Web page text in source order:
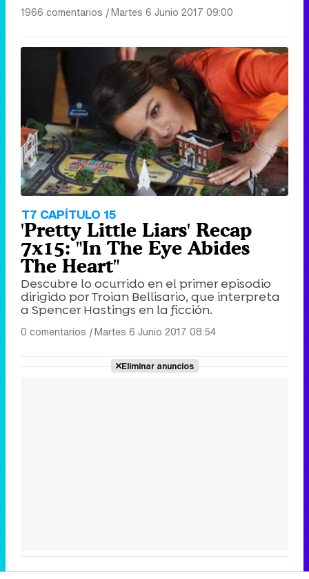
1966 comentarios |Martes 6 Junio 2017 09:00
T7 CAPÍTULO 15
'Pretty Little Liars' Recap
7x15: "In The Eye Abides
The Heart"
Descubre lo ocurrido en el primer episodio
dirigido por Troian Bellisario, que interpreta
a Spencer Hastings en la ficción.
0 comentarios |Martes 6 Junio 2017 08:54
Eliminar anuncios